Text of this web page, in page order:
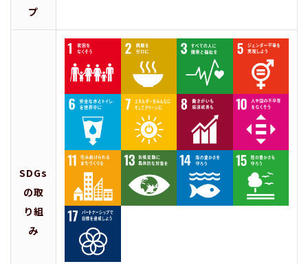
プ
SDGs
の取
り組
み